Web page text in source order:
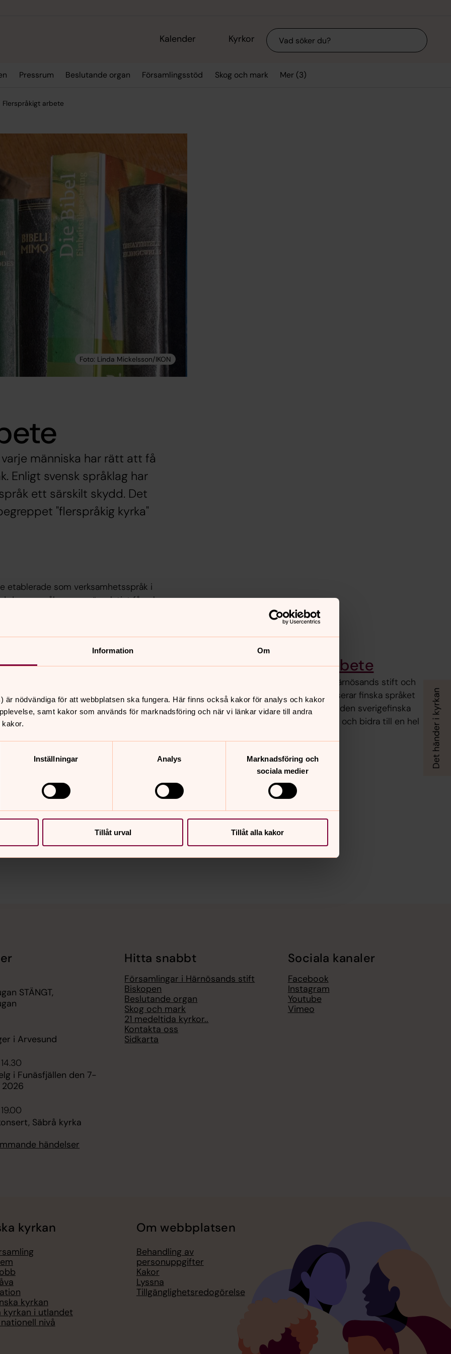
Information Om
är nödvändiga för att webbplatsen ska fungera. Här finns också kakor för analys och kakor
samt kakor som används för marknadsföring och när vi länkar vidare till andra
Inställningar Analys
Marknadsföring och
sociala medier
Tillåt urval Tillåt alla kakor
Kalender Kyrkor Sök
Pressrum Beslutande organ Församlingsstöd Skog och mark Mer (3)
Flerspråkigt arbete
människa har rätt att få
Enligt svensk språklag har
ett särskilt skydd. Det
"flerspråkig kyrka"
etablerade som verksamhetsspråk i
dessa språkgrupper är relativt få och
förverkligas det flerspråkiga
och stiftet.
Teckenspråkigt arbete
eget språk. Målet för den teckenspråkiga
verksamheten i Härnösands stift är att möjliggöra
gudstjänst, diakoni, mission och undervisning för
Sverigefinskt arbete
Sverigefinsk verksamhet i Härnösands stift och
stiftets församlingar aktualiserar finska språket
och finska traditioner så att den sverigefinska
befolkningen ska vara synlig och bidra till en hel
STÄNGT,
i Arvesund
i Funäsfjällen den 7-
Säbrå kyrka
händelser
Hitta snabbt
Församlingar i Härnösands stift
Biskopen
Beslutande organ
Skog och mark
21 medeltida kyrkor..
Kontakta oss
Sidkarta
Sociala kanaler
Facebook
Instagram
Youtube
Vimeo
kyrkan
kyrkan
kyrkan i utlandet
nivå
Om webbplatsen
Behandling av
personuppgifter
Kakor
Lyssna
Tillgänglighetsredogörelse